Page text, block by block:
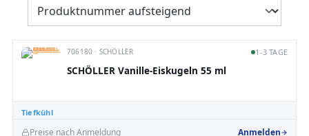
Tiefkühl
706180 · SCHÖLLER 1-3 TAGE
SCHÖLLER Vanille-Eiskugeln 55 ml
Preise nach Anmeldung Anmelden